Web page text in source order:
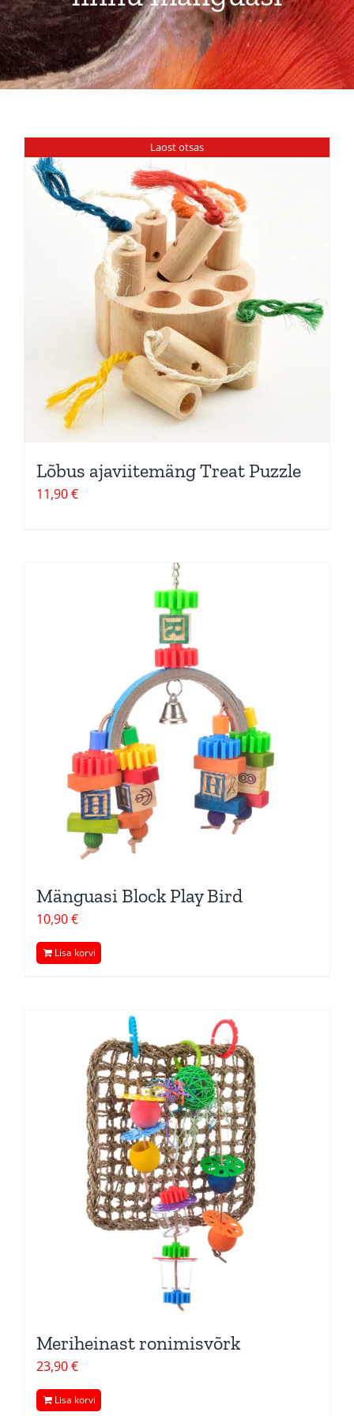
Pakkumised
Blogi
Kontakt
Laost otsas
Lõbus ajaviitemäng Treat Puzzle
11,90€
Mänguasi Block Play Bird
10,90€
Lisa korvi
Meriheinast ronimisvõrk
23,90€
Lisa korvi